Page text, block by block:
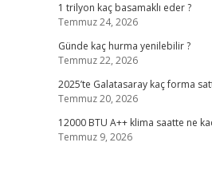
1 trilyon kaç basamaklı eder ?
Temmuz 24, 2026
Günde kaç hurma yenilebilir ?
Temmuz 22, 2026
2025’te Galatasaray kaç forma
Temmuz 20, 2026
12000 BTU A++ klima saatte ne
Temmuz 9, 2026